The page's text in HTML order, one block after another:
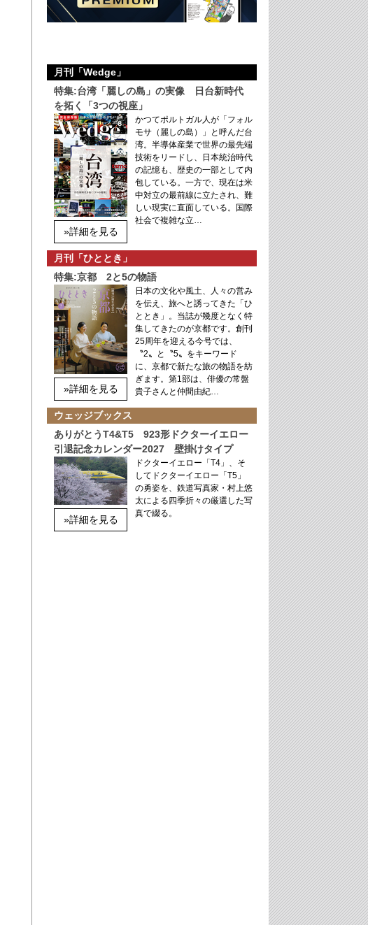
月刊「Wedge」
特集:台湾「麗しの島」の実像 日台新時代
を拓く「3つの視座」
»詳細を見る
かつてポルトガル人が「フォル
モサ（麗しの島）」と呼んだ台
湾。半導体産業で世界の最先端
技術をリードし、日本統治時代
の記憶も、歴史の一部として内
包している。一方で、現在は米
中対立の最前線に立たされ、難
しい現実に直面している。国際
社会で複雑な立…
月刊「ひととき」
特集:京都 2と5の物語
»詳細を見る
日本の文化や風土、人々の営み
を伝え、旅へと誘ってきた「ひ
ととき」。当誌が幾度となく特
集してきたのが京都です。創刊
25周年を迎える今号では、
〝2〟と〝5〟をキーワード
に、京都で新たな旅の物語を紡
ぎます。第1部は、俳優の常盤
貴子さんと仲間由紀…
ウェッジブックス
ありがとうT4&T5 923形ドクターイエロー
引退記念カレンダー2027 壁掛けタイプ
»詳細を見る
ドクターイエロー「T4」、そ
してドクターイエロー「T5」
の勇姿を、鉄道写真家・村上悠
太による四季折々の厳選した写
真で綴る。